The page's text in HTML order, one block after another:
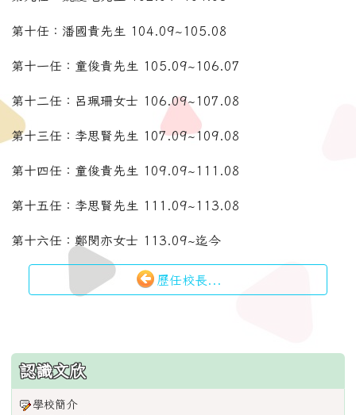
第十任：潘國貴先生 104.09~105.08
第十一任：童俊貴先生 105.09~106.07
第十二任：呂珮珊女士 106.09~107.08
第十三任：李思賢先生 107.09~109.08
第十四任：童俊貴先生 109.09~111.08
第十五任：李思賢先生 111.09~113.08
第十六任：鄭閔亦女士 113.09~迄今
歷任校長...
:::
認識文欣
學校簡介